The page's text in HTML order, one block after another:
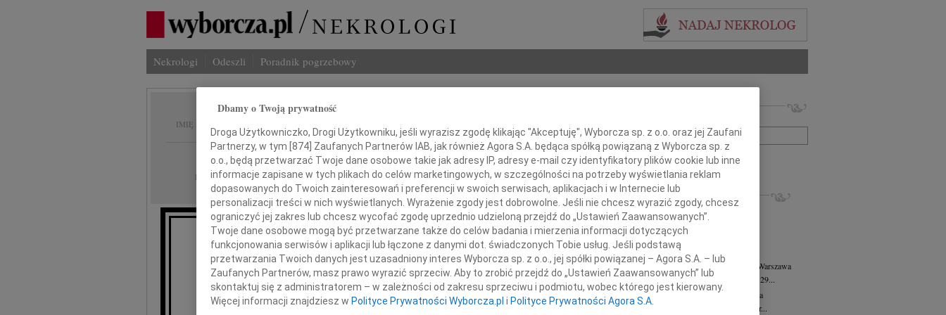
Nekrologi Odeszli Poradnik pogrzebowy
IMIĘ I NAZWISKO: Jerzy Pietrusiński
REGION: Warszawa
DATA EMISJI: 15.04.2014
Z największym smutkiem
przyjęliśmy wiadomość o śmierci
+ szukanie zaawansowane
INNE NEKROLOGI
07.08.2026Warszawa
Dziekanie Wydziału dr hab. Julii Kubisie,...
07.08.2026Warszawa
Naszej kochanej i dzielnej Marylce Butruk...
Jacek Tadeusz Duniec wiek: 79 07.08.2026
Warszawa
Z wielkim żalem przyjęliśmy wiadomość, że 29...
Małgorzata Kościelska
07.08.2026
Warszawa
W dniu 3 sierpnia 2026 roku zmarła Profesor...
Dbamy o Twoją prywatność
Droga Użytkowniczko, Drogi Użytkowniku, jeśli wyrazisz zgodę klikając "Akceptuję", Wyborcza sp. z o.o. oraz jej Zaufani
Partnerzy, w tym [ 874 ] Zaufanych Partnerów IAB, jak również Agora S.A. będąca spółką powiązaną z Wyborcza sp. z
o.o., będą przetwarzać Twoje dane osobowe takie jak adresy IP, adresy e-mail czy identyfikatory plików cookie lub inne
informacje zapisane w tych plikach do celów marketingowych, w szczególności na potrzeby wyświetlania reklam
dopasowanych do Twoich zainteresowań i preferencji w swoich serwisach, aplikacjach i w Internecie lub
personalizacji treści w nich wyświetlanych. Wyrażenie zgody jest dobrowolne. Jeśli nie chcesz wyrazić zgody, chcesz
ograniczyć jej zakres lub chcesz wycofać zgodę uprzednio udzieloną przejdź do „Ustawień Zaawansowanych”.
Twoje dane osobowe mogą być przetwarzane także do celów badania i mierzenia informacji dotyczących
funkcjonowania serwisów i aplikacji lub łączone z danymi dot. świadczonych Tobie usług. Jeśli podstawą
przetwarzania Twoich danych jest uzasadniony interes Wyborcza sp. z o.o., jej spółki powiązanej – Agora S.A. – lub
Zaufanych Partnerów, masz prawo wyrazić sprzeciw. Aby to zrobić przejdź do „Ustawień Zaawansowanych” lub
skontaktuj się z administratorem – w zależności od zakresu sprzeciwu i podmiotu, wobec którego jest kierowany.
Więcej informacji znajdziesz w Polityce Prywatności Wyborcza.pl i Polityce Prywatności Agora S.A.